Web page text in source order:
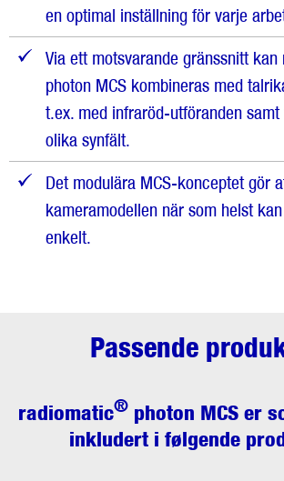
en optimal inställning för varje
Via ett motsvarande gränssnitt
photon MCS kombineras med
t.ex. med infraröd-utföranden
olika synfält.
Det modulära MCS-konceptet gör
kameramodellen när som helst
enkelt.
Passende
radiomatic® photon MCS er
inkludert i følgende